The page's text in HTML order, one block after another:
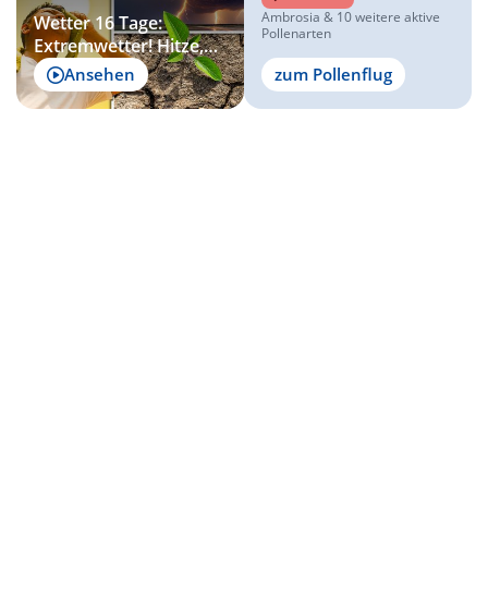
Wetter 16 Tage:
Extremwetter! Hitze,
Dürre und gewaltige
Gewitter
Ansehen
Ambrosia & 10 weitere aktive
Pollenarten
zum Pollenflug